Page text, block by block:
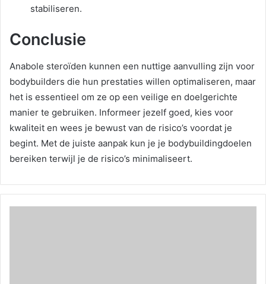
stabiliseren.
Conclusie
Anabole steroïden kunnen een nuttige aanvulling zijn voor
bodybuilders die hun prestaties willen optimaliseren, maar
het is essentieel om ze op een veilige en doelgerichte
manier te gebruiken. Informeer jezelf goed, kies voor
kwaliteit en wees je bewust van de risico’s voordat je
begint. Met de juiste aanpak kun je je bodybuildingdoelen
bereiken terwijl je de risico’s minimaliseert.